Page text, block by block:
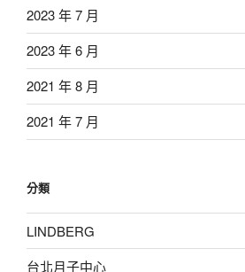
2023 年 7 月
2023 年 6 月
2021 年 8 月
2021 年 7 月
分類
LINDBERG
台北月子中心